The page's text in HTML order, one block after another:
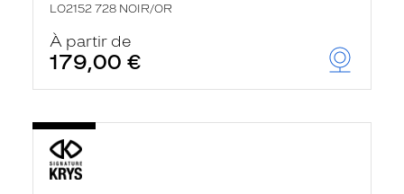
LO2152 728 NOIR/OR
À partir de
179,00 €